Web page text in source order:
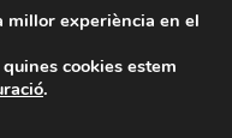
Culturals. Àrea de Cultura.
València
2ª planta.
experiència en el
cookies estem
.